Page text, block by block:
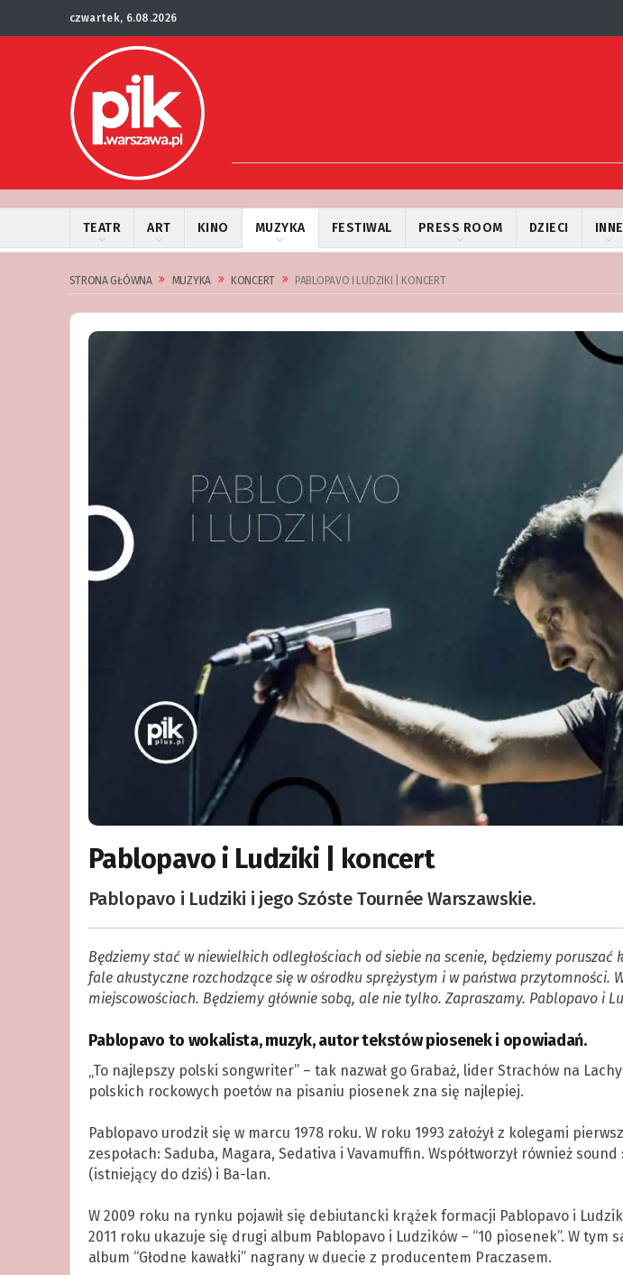
czwartek, 6.08.2026
TEATR ART KINO MUZYKA FESTIWAL PRESS ROOM DZIECI INNE
STRONA GŁÓWNA MUZYKA KONCERT PABLOPAVO I LUDZIKI | KONCERT
Pablopavo i Ludziki | koncert
Pablopavo i Ludziki i jego Szóste Tournée Warszawskie.
Będziemy stać w niewielkich odległościach od siebie na scenie, będziemy poruszać
fale akustyczne rozchodzące się w ośrodku sprężystym i w państwa przytomności.
miejscowościach. Będziemy głównie sobą, ale nie tylko. Zapraszamy. Pablopavo i
Pablopavo to wokalista, muzyk, autor tekstów piosenek i opowiadań.
„To najlepszy polski songwriter” – tak nazwał go Grabaż, lider Strachów na
polskich rockowych poetów na pisaniu piosenek zna się najlepiej.
Pablopavo urodził się w marcu 1978 roku. W roku 1993 założył z kolegami
zespołach: Saduba, Magara, Sedativa i Vavamuffin. Współtworzył również
(istniejący do dziś) i Ba-lan.
W 2009 roku na rynku pojawił się debiutancki krążek formacji Pablopavo i Ludziki
2011 roku ukazuje się drugi album Pablopavo i Ludzików – “10 piosenek”. W tym
album “Głodne kawałki” nagrany w duecie z producentem Praczasem.